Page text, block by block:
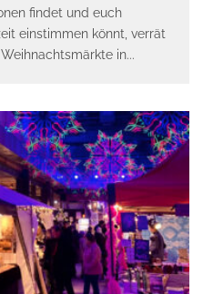
findet und euch
einstimmen könnt, verrät
in...